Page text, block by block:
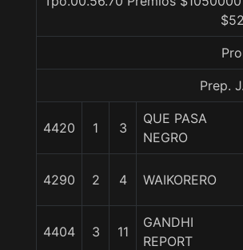
Prep.
4420 1 3
QUE PASA
NEGRO
4290 2 4 WAIKORERO
4404 3 11
GANDHI
REPORT